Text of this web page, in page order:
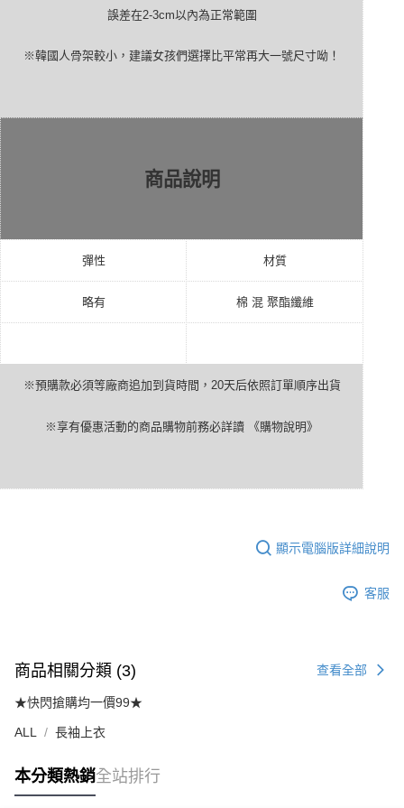
誤差在2-3cm以內為正常範圍
※韓國人骨架較小，建議女孩們選擇比平常再大一號尺寸呦！
商品說明
彈性 材質
略有 棉 混 聚酯纖維
※預購款必須等廠商追加到貨時間， 20天后依照訂單順序出貨
※享有優惠活動的商品購物前務必詳讀 《購物說明》
顯示電腦版詳細說明
客服
商品相關分類 (3) 查看全部
★快閃搶購均一價99★
ALL 長袖上衣
本分類熱銷全站排行